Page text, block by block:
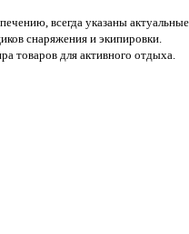
всегда указаны
снаряжения и экипировки.
товаров для активного отдыха.